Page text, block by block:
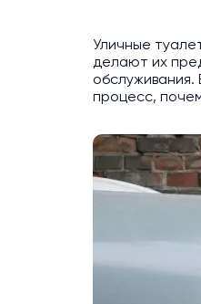
Уличные
делают их
обслуживания.
процесс,